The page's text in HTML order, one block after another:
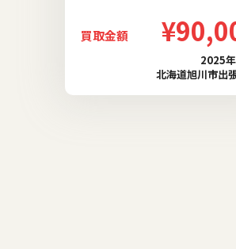
買取金額
2025
北海道旭川市出